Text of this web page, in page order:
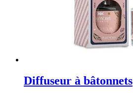
Diffuseur à bâtonnets